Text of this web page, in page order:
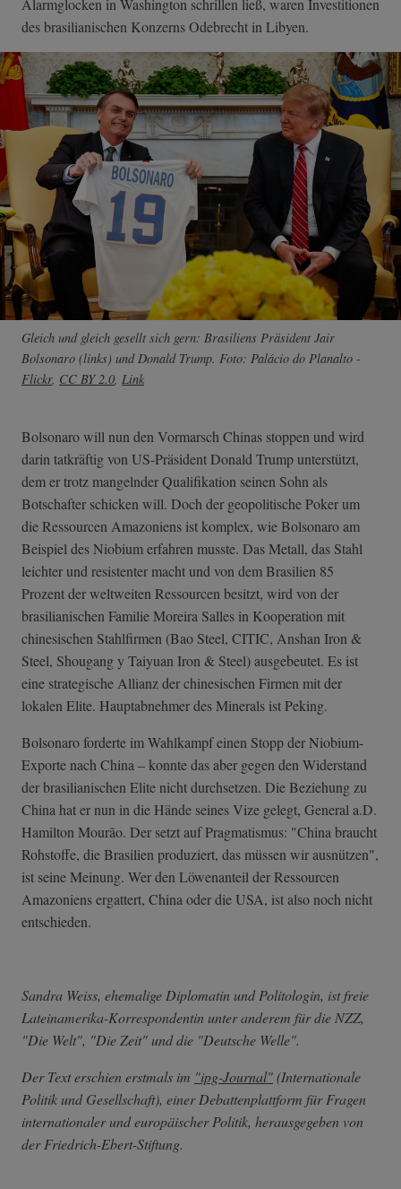
Alarmglocken in Washington schrillen ließ, waren Investitionen
des brasilianischen Konzerns Odebrecht in Libyen.
Gleich und gleich gesellt sich gern: Brasiliens Präsident Jair
Bolsonaro (links) und Donald Trump. Foto: Palácio do Planalto -
Flickr, CC BY 2.0, Link
Bolsonaro will nun den Vormarsch Chinas stoppen und wird
darin tatkräftig von US-Präsident Donald Trump unterstützt,
dem er trotz mangelnder Qualifikation seinen Sohn als
Botschafter schicken will. Doch der geopolitische Poker um
die Ressourcen Amazoniens ist komplex, wie Bolsonaro am
Beispiel des Niobium erfahren musste. Das Metall, das Stahl
leichter und resistenter macht und von dem Brasilien 85
Prozent der weltweiten Ressourcen besitzt, wird von der
brasilianischen Familie Moreira Salles in Kooperation mit
chinesischen Stahlfirmen (Bao Steel, CITIC, Anshan Iron &
Steel, Shougang y Taiyuan Iron & Steel) ausgebeutet. Es ist
eine strategische Allianz der chinesischen Firmen mit der
lokalen Elite. Hauptabnehmer des Minerals ist Peking.
Bolsonaro forderte im Wahlkampf einen Stopp der Niobium-
Exporte nach China – konnte das aber gegen den Widerstand
der brasilianischen Elite nicht durchsetzen. Die Beziehung zu
China hat er nun in die Hände seines Vize gelegt, General a.D.
Hamilton Mourão. Der setzt auf Pragmatismus: "China braucht
Rohstoffe, die Brasilien produziert, das müssen wir ausnützen",
ist seine Meinung. Wer den Löwenanteil der Ressourcen
Amazoniens ergattert, China oder die USA, ist also noch nicht
entschieden.
Sandra Weiss, ehemalige Diplomatin und Politologin, ist freie
Lateinamerika-Korrespondentin unter anderem für die NZZ,
"Die Welt", "Die Zeit" und die "Deutsche Welle".
Der Text erschien erstmals im "ipg-Journal"(Internationale
Politik und Gesellschaft), einer Debattenplattform für Fragen
internationaler und europäischer Politik, herausgegeben von
der Friedrich-Ebert-Stiftung.